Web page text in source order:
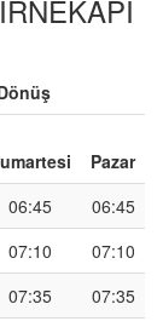
Pazar
06:45
06:45
07:10
07:10
07:35
07:35